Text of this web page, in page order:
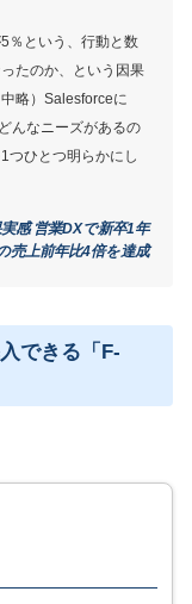
％という、行動と数
たのか、という因果
略）Salesforceに
んなニーズがあるの
つひとつ明らかにし
感 営業DXで新卒1年
売上前年比4倍を達成
できる「F-